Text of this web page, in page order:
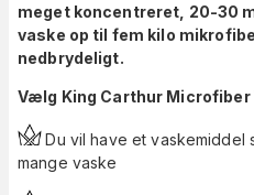
meget koncentreret, 20-30
vaske op til fem kilo
nedbrydeligt.
Vælg King Carthur Microfiber
Du vil have et vaskemiddel
mange vaske